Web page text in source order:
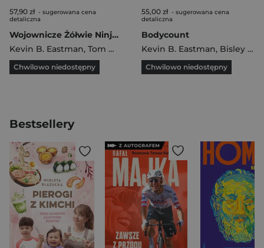
57,90 zł - sugerowana cena
detaliczna
Wojownicze Żółwie Ninja Tom 2
Kevin B. Eastman, Tom Waltz Dan Duncan
Chwilowo niedostępny
55,00 zł - sugerowana cena
detaliczna
Bodycount
Kevin B. Eastman, Bisley Simon
Chwilowo niedostępny
Bestsellery